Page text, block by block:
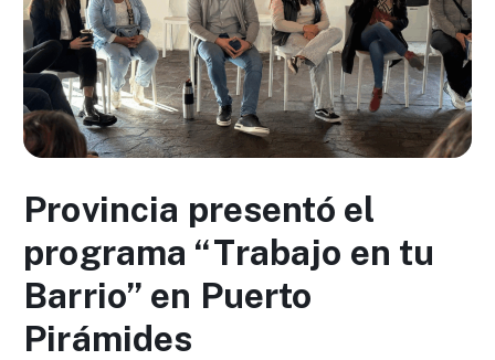
Provincia presentó el
programa “Trabajo en tu
Barrio” en Puerto
Pirámides